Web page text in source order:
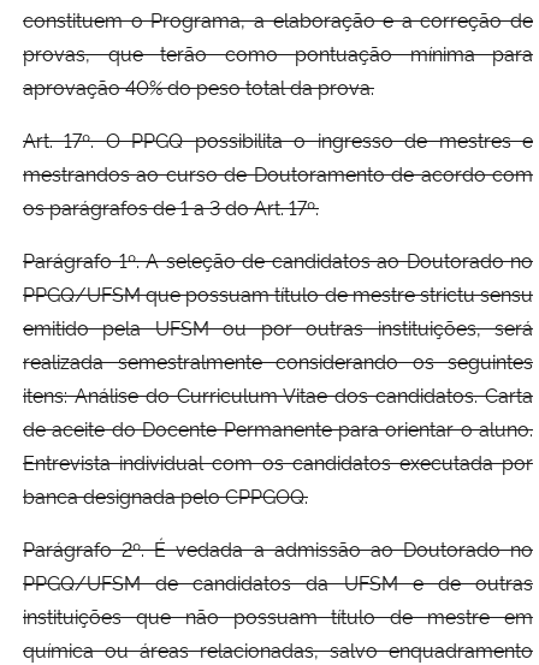
constituem o Programa, a elaboração e a correção de
provas, que terão como pontuação mínima para
aprovação 40% do peso total da prova.
Art. 17º. O PPGQ possibilita o ingresso de mestres e
mestrandos ao curso de Doutoramento de acordo com
os parágrafos de 1 a 3 do Art. 17º.
Parágrafo 1º. A seleção de candidatos ao Doutorado no
PPGQ/UFSM que possuam título de mestre strictu sensu
emitido pela UFSM ou por outras instituições, será
realizada semestralmente considerando os seguintes
itens: Análise do Curriculum Vitae dos candidatos. Carta
de aceite do Docente Permanente para orientar o aluno.
Entrevista individual com os candidatos executada por
banca designada pelo CPPGOQ.
Parágrafo 2º. É vedada a admissão ao Doutorado no
PPGQ/UFSM de candidatos da UFSM e de outras
instituições que não possuam título de mestre em
química ou áreas relacionadas, salvo enquadramento